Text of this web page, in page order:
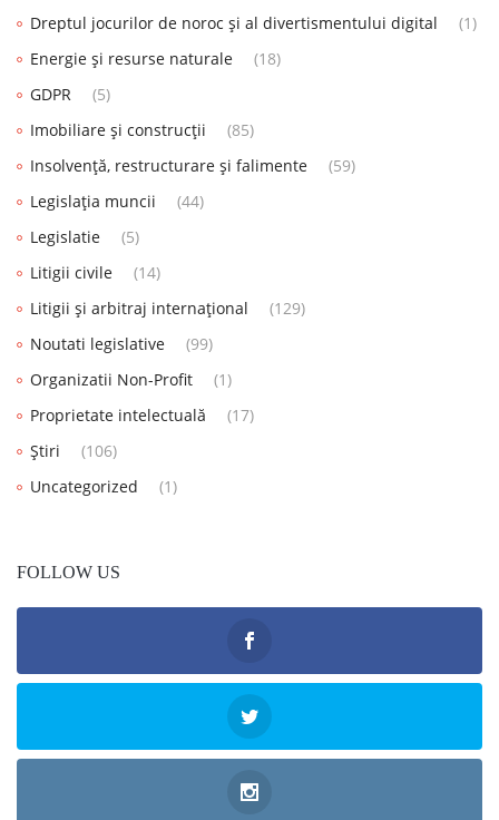
Dreptul jocurilor de noroc și al divertismentului digital
(1)
Energie și resurse naturale
(18)
GDPR
(5)
Imobiliare și construcții
(85)
Insolvență, restructurare și falimente
(59)
Legislația muncii
(44)
Legislatie
(5)
Litigii civile
(14)
Litigii și arbitraj internațional
(129)
Noutati legislative
(99)
Organizatii Non-Profit
(1)
Proprietate intelectuală
(17)
Știri
(106)
Uncategorized
(1)
FOLLOW US